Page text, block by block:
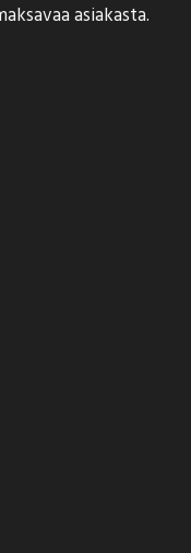
asiakasta.